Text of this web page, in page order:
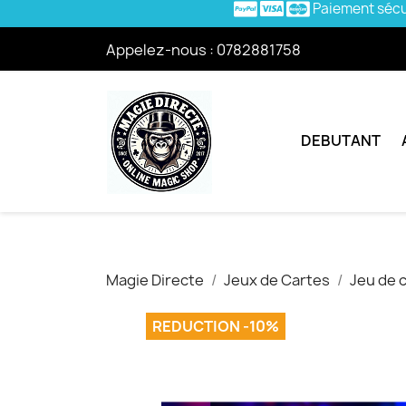
Paiement
Appelez-nous : 0782881758
DEBUTANT
Magie Directe Jeux de Cartes Jeu de
REDUCTION -10%